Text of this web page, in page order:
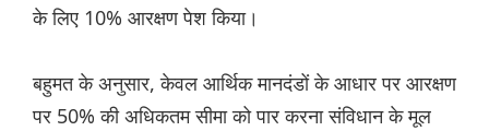
के लिए 10% आरक्षण पेश किया।
बहुमत के अनुसार, केवल आर्थिक मानदंडों के आधार पर आरक्षण
पर 50% की अधिकतम सीमा को पार करना संविधान के मूल